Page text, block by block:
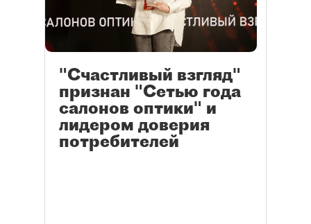
"Счастливый взгляд"
признан "Сетью года
салонов оптики" и
лидером доверия
потребителей